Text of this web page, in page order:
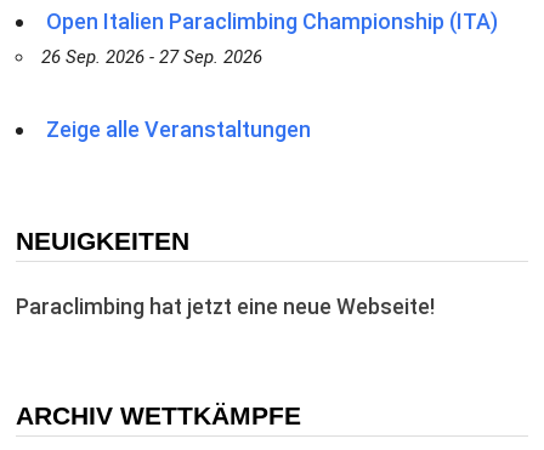
Open Italien Paraclimbing Championship (ITA)
26 Sep. 2026 - 27 Sep. 2026
Zeige alle Veranstaltungen
NEUIGKEITEN
Paraclimbing hat jetzt eine neue Webseite!
ARCHIV WETTKÄMPFE